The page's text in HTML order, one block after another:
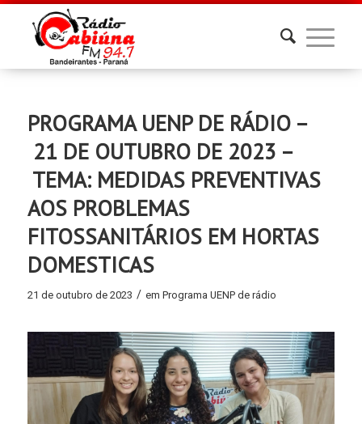
PROGRAMA UENP DE RÁDIO –
21 DE OUTUBRO DE 2023 –
TEMA: MEDIDAS PREVENTIVAS
AOS PROBLEMAS
FITOSSANITÁRIOS EM HORTAS
DOMESTICAS
21 de outubro de 2023 / em Programa UENP de rádio